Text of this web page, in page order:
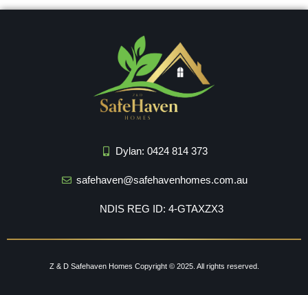
Dylan: 0424 814 373
safehaven@safehavenhomes.com.au
NDIS REG ID: 4-GTAXZX3
Z & D Safehaven Homes Copyright © 2025. All rights reserved.